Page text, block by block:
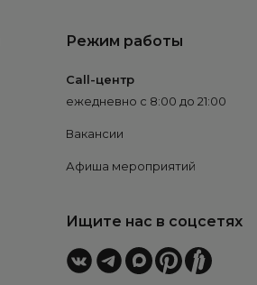
Режим работы
Call-центр
ежедневно с 8:00 до 21:00
Вакансии
Афиша мероприятий
Ищите нас в соцсетях